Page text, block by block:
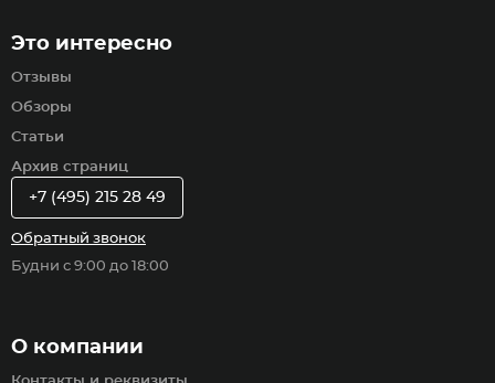
Это интересно
Отзывы
Обзоры
Статьи
Архив страниц
О компании
+7 (495) 215 28 49
Обратный звонок
Будни с 9:00 до 18:00